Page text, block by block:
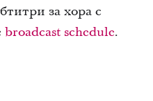
за хора с
broadcast schedule.